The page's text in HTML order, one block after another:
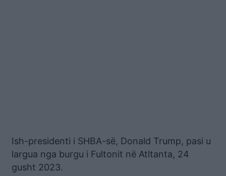
Ish-presidenti i SHBA-së, Donald Trump, pasi u
largua nga burgu i Fultonit në Atltanta, 24
gusht 2023.